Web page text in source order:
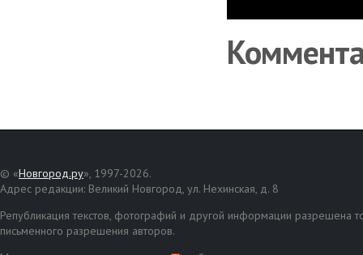
© «Новгород.ру», 1997-2026.
Адрес редакции: Великий Новгород, ул. Нехинская, д. 8
Републикация текстов, фотографий и другой информации разрешена
письменного разрешения авторов.